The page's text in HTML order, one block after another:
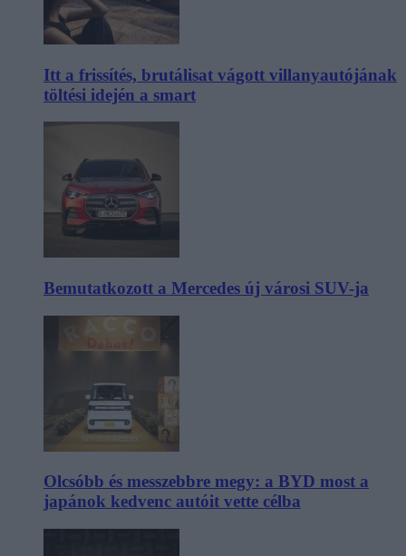
Itt a frissítés, brutálisat vágott villanyautójának
töltési idején a smart
Bemutatkozott a Mercedes új városi SUV-ja
Olcsóbb és messzebbre megy: a BYD most a
japánok kedvenc autóit vette célba